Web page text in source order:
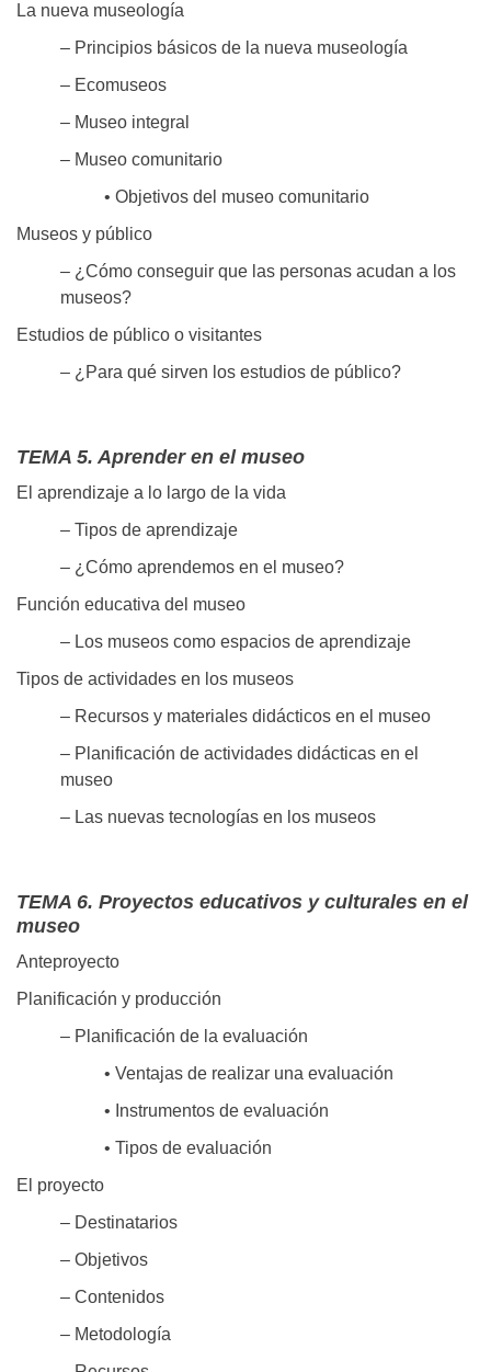
La nueva museología
– Principios básicos de la nueva museología
– Ecomuseos
– Museo integral
– Museo comunitario
• Objetivos del museo comunitario
Museos y público
– ¿Cómo conseguir que las personas acudan a los
museos?
Estudios de público o visitantes
– ¿Para qué sirven los estudios de público?
TEMA 5. Aprender en el museo
El aprendizaje a lo largo de la vida
– Tipos de aprendizaje
– ¿Cómo aprendemos en el museo?
Función educativa del museo
– Los museos como espacios de aprendizaje
Tipos de actividades en los museos
– Recursos y materiales didácticos en el museo
– Planificación de actividades didácticas en el
museo
– Las nuevas tecnologías en los museos
TEMA 6. Proyectos educativos y culturales en el
museo
Anteproyecto
Planificación y producción
– Planificación de la evaluación
• Ventajas de realizar una evaluación
• Instrumentos de evaluación
• Tipos de evaluación
El proyecto
– Destinatarios
– Objetivos
– Contenidos
– Metodología